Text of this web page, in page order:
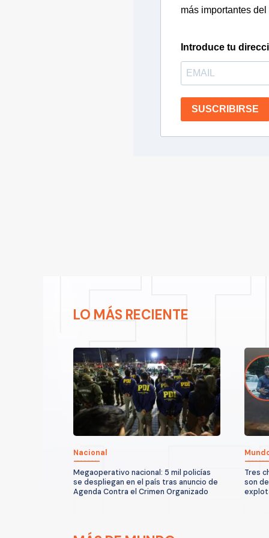
más importantes
Introduce tu
SUSCRIBIRSE
LO MÁS RECIENTE
Nacional
Megaoperativo nacional: 5 mil policías
se despliegan en el país tras anuncio de
Agenda Contra el Crimen Organizado
Tres
son